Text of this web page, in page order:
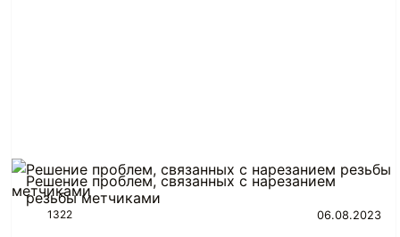
Решение проблем, связанных с нарезанием
резьбы метчиками
1322 06.08.2023